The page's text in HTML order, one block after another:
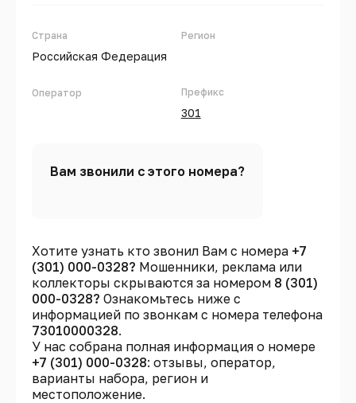
Страна
Российская Федерация
Оператор
Регион
Префикс
301
Вам звонили с этого номера?
Хотите узнать кто звонил Вам с номера +7
(301) 000-0328? Мошенники, реклама или
коллекторы скрываются за номером 8 (301)
000-0328? Ознакомьтесь ниже с
информацией по звонкам с номера телефона
73010000328.
У нас собрана полная информация о номере
+7 (301) 000-0328: отзывы, оператор,
варианты набора, регион и
местоположение.